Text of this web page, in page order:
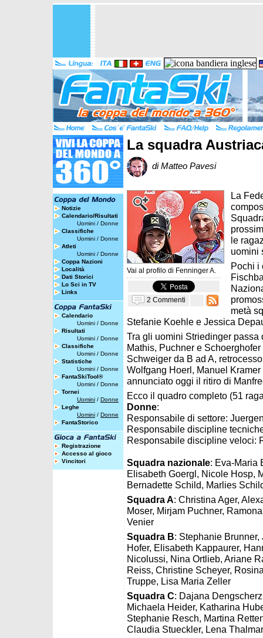
Notizie
Calendario/Risultati
Uomini / Donne
Classifiche
Uomini / Donne
Atleti
Uomini / Donne
Coppa Nazioni
Località
Dati Storici
Lo Sci in TV
Links
Calendario
Uomini / Donne
Risultati
Uomini / Donne
Classifiche
Uomini / Donne
Statistiche
Uomini / Donne
FantaSkiTool®
Uomini / Donne
Tornei
Uomini / Donne
Leghe
Uomini / Donne
FantaStorico
Registrazione
Accesso al gioco
Vincitori
La squadra
di Matteo Pavesi
Vai al profilo di Fenninger A.
2 Commenti
La
le
uomini
Pochi i
metà
Stefanie Koehle e Jessica
Tra gli uomini Striedinger
Mathis, Puchner e
Schweiger da B ad A,
Wolfgang Hoerl, Manuel
annunciato oggi il ritiro di
Ecco il quadro completo (51
Donne:
Responsabile di settore:
Responsabile discipline
Responsabile discipline veloci:
Squadra nazionale: Eva-Maria
Elisabeth Goergl, Nicole Hosp,
Bernadette Schild, Marlies
Squadra A: Christina Ager,
Moser, Mirjam Puchner,
Venier
Squadra B: Stephanie
Hofer, Elisabeth Kappaurer,
Nicolussi, Nina Ortlieb, Ariane
Reiss, Christine Scheyer,
Truppe, Lisa Maria Zeller
Squadra C: Dajana
Michaela Heider, Katharina
Stephanie Resch, Martina
Claudia Stueckler, Lena